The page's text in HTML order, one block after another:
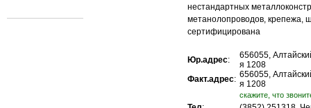
нестандартных
метанолопроводов, крепежа,
сертифицирована
Юр.адрес:
656055,
я 1208
Факт.адрес: 656055,
я 1208
cкажите, что